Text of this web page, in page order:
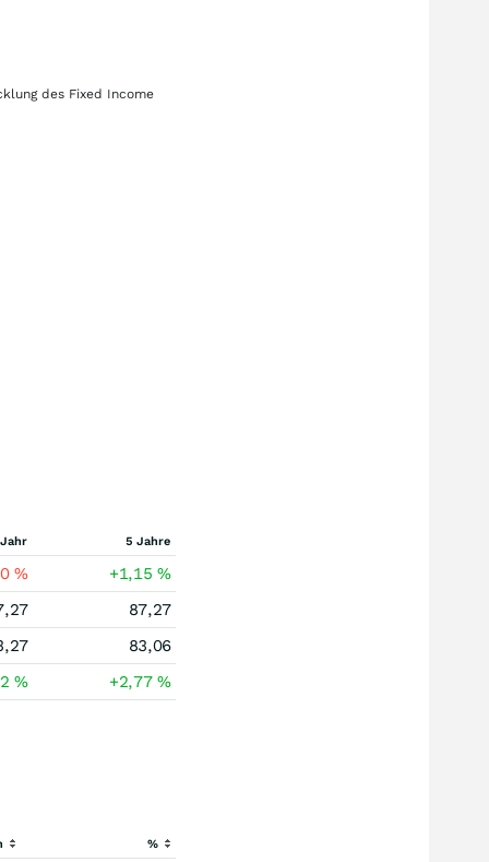
des Fixed Income
5 Jahre
% +1,15%
87,27
83,06
% +2,77%
%